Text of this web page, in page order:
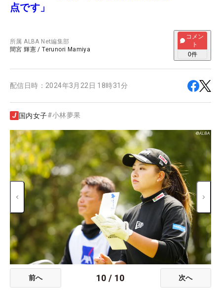
点です」
所属ALBA Net編集部
間宮 輝憲 /Terunori Mamiya
コメン
ト
0件
配信日時： 2024年3月22日 18時31分
国内女子#小林夢果
前へ 10 / 10 次へ